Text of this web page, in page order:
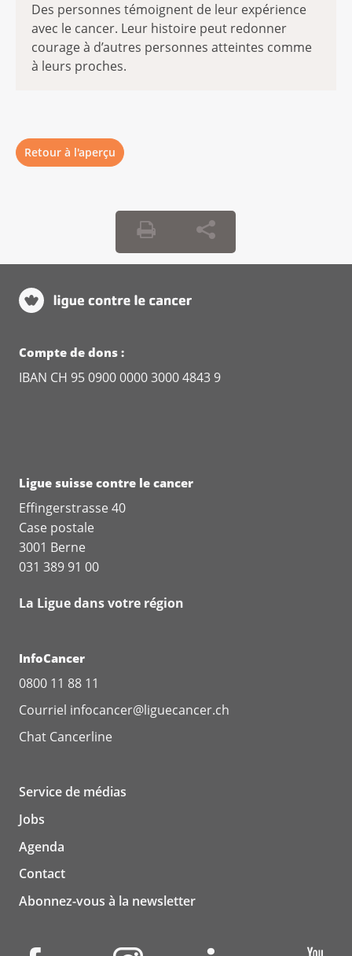
Des personnes témoignent de leur expérience
avec le cancer. Leur histoire peut redonner
courage à d’autres personnes atteintes comme
à leurs proches.
Retour à l'aperçu
Compte de dons :
IBAN CH 95 0900 0000 3000 4843 9
Ligue suisse contre le cancer
Effingerstrasse 40
Case postale
3001 Berne
031 389 91 00
La Ligue dans votre région
InfoCancer
0800 11 88 11
Courriel infocancer@liguecancer.ch
Chat Cancerline
Service de médias
Jobs
Agenda
Contact
Abonnez-vous à la newsletter